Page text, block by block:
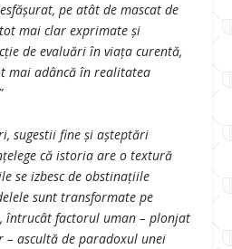
pe atât de mascat de
mai clar exprimate și
de evaluări în viața curentă,
mai adâncă în realitatea
sugestii fine și așteptări
că istoria are o textură
se izbesc de obstinațiile
sunt transformate pe
întrucât factorul uman – plonjat
ascultă de paradoxul unei